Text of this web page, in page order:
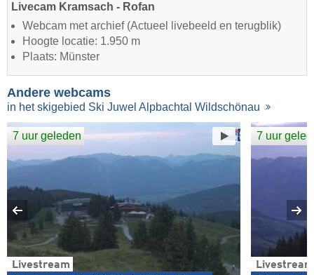
Livecam Kramsach - Rofan
Webcam met archief (Actueel livebeeld en terugblik)
Hoogte locatie: 1.950 m
Plaats: Münster
Andere webcams
in het skigebied Ski Juwel Alpbachtal Wildschönau
Livestream
7 uur geleden
Livestream
7 uur